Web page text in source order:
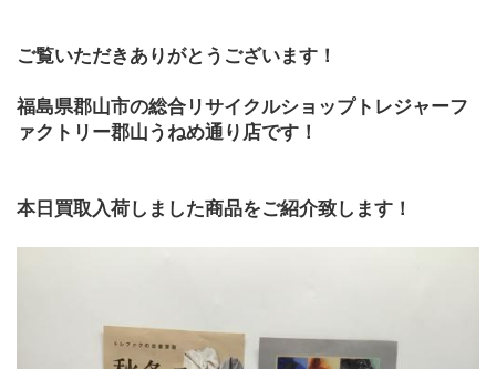
ご覧いただきありがとうございます！
福島県郡山市の総合リサイクルショップトレジャーフ
ァクトリー郡山うねめ通り店です！
本日買取入荷しました商品をご紹介致します！